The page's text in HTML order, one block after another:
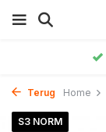
Terug Home
S3 NORM